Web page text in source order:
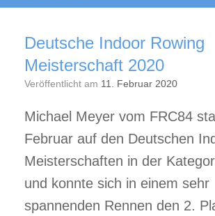
Deutsche Indoor Rowing
Meisterschaft 2020
Veröffentlicht am 11. Februar 2020
Michael Meyer vom FRC84
Februar auf den Deutschen
Meisterschaften in der
und konnte sich in einem sehr
spannenden Rennen den 2.